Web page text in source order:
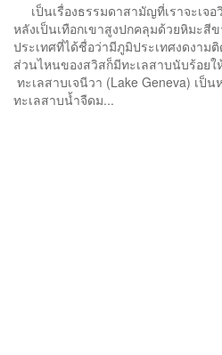
เป็นเรื่องธรรมดาสามัญที่เราจะเจ
หลังเป็นเทือกเขาสูงปกคลุมด้วยหิมะสี
ประเทศที่ได้ชื่อว่ามีภูมิประเทศงดงาม
ส่วนไหนของสวิสก็มีทะเลสาบนับร้อย
ทะเลสาบเจนีวา (Lake Geneva) เป็
ทะเลสาบน้ำจืดม...